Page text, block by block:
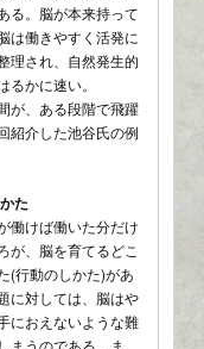
る。脳が本来持って
は働きやすく活発に
理され、自然発生的
かに速い。
が、ある段階で飛躍
紹介した池谷氏の例
た
働けば働いた分だけ
が、脳を育てるどこ
(行動のしかた)があ
に対しては、脳はや
におえないような難
まうのである。ま